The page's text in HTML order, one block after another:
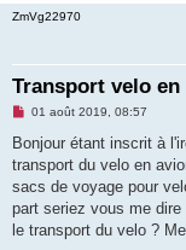
ZmVg22970
Transport velo en
M
s
a
g
n
o
01 août 2019, 08:57
Bonjour étant inscrit à
transport du velo en
sacs de voyage pour
part seriez vous me
le transport du velo ?